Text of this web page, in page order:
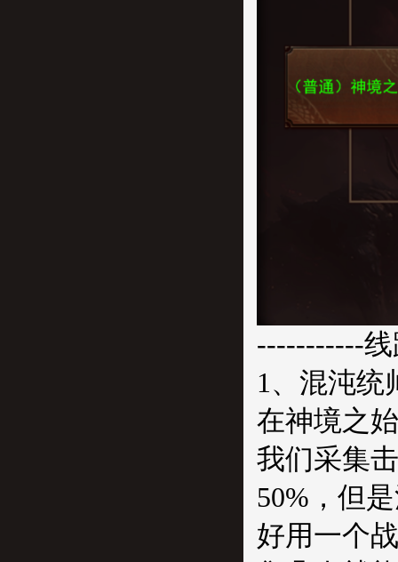
-----------
1、混沌统
在神境之
我们采集
50%，但
好用一个